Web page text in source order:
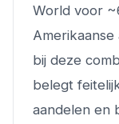
World voor
bij deze
belegt
aandelen en